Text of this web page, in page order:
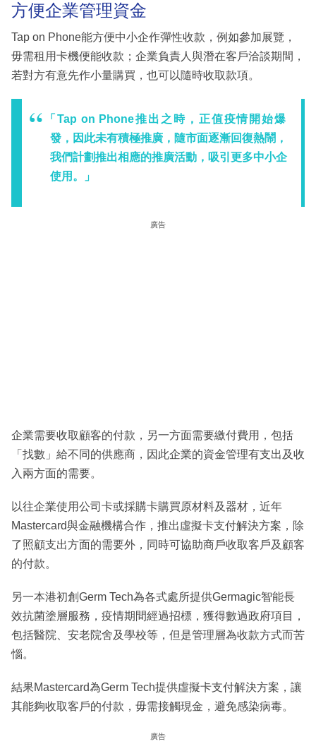
方便企業管理資金
Tap on Phone能方便中小企作彈性收款，例如參加展覽，
毋需租用卡機便能收款；企業負責人與潛在客戶洽談期間，
若對方有意先作小量購買，也可以隨時收取款項。
「Tap on Phone推出之時，正值疫情開始爆
發，因此未有積極推廣，隨市面逐漸回復熱鬧，
我們計劃推出相應的推廣活動，吸引更多中小企
使用。」
廣告
企業需要收取顧客的付款，另一方面需要繳付費用，包括
「找數」給不同的供應商，因此企業的資金管理有支出及收
入兩方面的需要。
以往企業使用公司卡或採購卡購買原材料及器材，近年
Mastercard與金融機構合作，推出虛擬卡支付解決方案，除
了照顧支出方面的需要外，同時可協助商戶收取客戶及顧客
的付款。
另一本港初創Germ Tech為各式處所提供Germagic智能長
效抗菌塗層服務，疫情期間經過招標，獲得數過政府項目，
包括醫院、安老院舍及學校等，但是管理層為收款方式而苦
惱。
結果Mastercard為Germ Tech提供虛擬卡支付解決方案，讓
其能夠收取客戶的付款，毋需接觸現金，避免感染病毒。
廣告